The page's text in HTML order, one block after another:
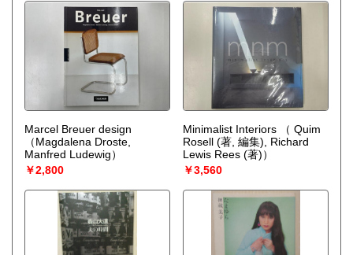
Marcel Breuer design
（Magdalena Droste,
Manfred Ludewig）
￥2,800
Minimalist Interiors
（ Quim
Rosell (著, 編集), Richard
Lewis Rees (著)）
￥3,560